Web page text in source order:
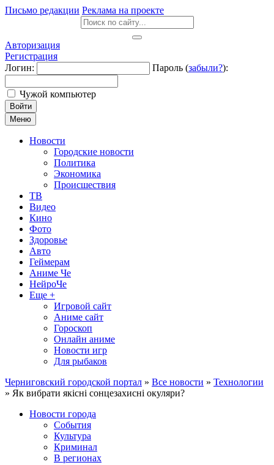
Письмо редакции Реклама на проекте
Авторизация
Регистрация
Логин:
Пароль (забыли?):
Чужой компьютер
Войти
Меню
Новости
Городские новости
Политика
Экономика
Происшествия
ТВ
Видео
Кино
Фото
Здоровье
Авто
Геймерам
Аниме Че
НейроЧе
Еще +
Игровой сайт
Аниме сайт
Гороскоп
Онлайн аниме
Новости игр
Для рыбаков
Черниговский городской портал » Все новости » Технологии
» Як вибрати якісні сонцезахисні окуляри?
Новости города
События
Культура
Криминал
В регионах